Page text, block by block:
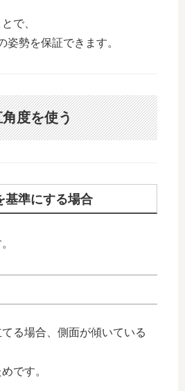
で、
姿勢を保証できます。
度を使う
基準にする場合
る場合、側面が傾いている
です。